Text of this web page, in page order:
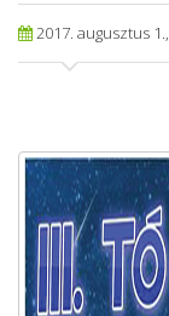
2017. augusztus